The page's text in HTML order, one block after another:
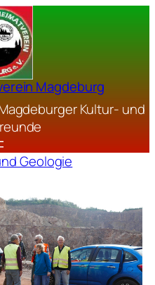
Magdeburg
Kultur- und
Geologie